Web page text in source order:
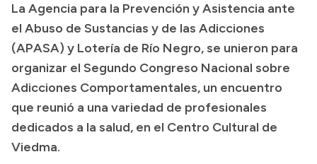
Compras y licitaciones
Consulta de expedientes
Consulta de pago a proveedores
Convocatorias
Intranet
Login
La Agencia para la Prevención y Asistencia ante
el Abuso de Sustancias y de las Adicciones
(APASA) y Lotería de Río Negro, se unieron para
organizar el Segundo Congreso Nacional sobre
Adicciones Comportamentales, un encuentro
que reunió a una variedad de profesionales
dedicados a la salud, en el Centro Cultural de
Viedma.